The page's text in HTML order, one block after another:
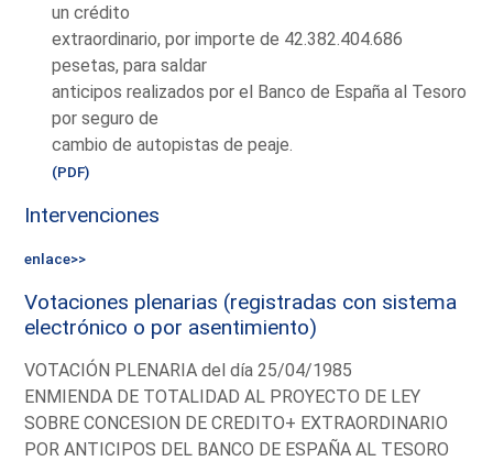
un crédito
extraordinario, por importe de 42.382.404.686
pesetas, para saldar
anticipos realizados por el Banco de España al Tesoro
por seguro de
cambio de autopistas de peaje.
(PDF)
Intervenciones
enlace>>
Votaciones plenarias (registradas con sistema
electrónico o por asentimiento)
VOTACIÓN PLENARIA del día 25/04/1985
ENMIENDA DE TOTALIDAD AL PROYECTO DE LEY
SOBRE CONCESION DE CREDITO+ EXTRAORDINARIO
POR ANTICIPOS DEL BANCO DE ESPAÑA AL TESORO